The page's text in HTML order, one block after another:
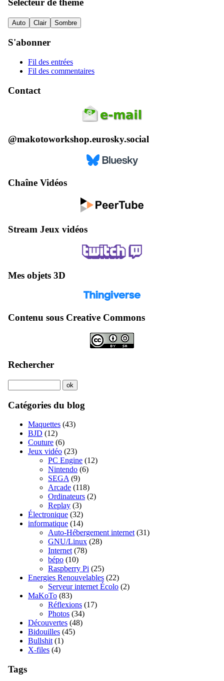
Sélecteur de thème
Auto Clair Sombre
S'abonner
Fil des entrées
Fil des commentaires
Contact
@makotoworkshop.eurosky.social
Chaîne Vidéos
Stream Jeux vidéos
Mes objets 3D
Contenu sous Creative Commons
Rechercher
Catégories du blog
Maquettes (43)
BJD (12)
Couture (6)
Jeux vidéo (23)
PC Engine (12)
Nintendo (6)
SEGA (9)
Arcade (118)
Ordinateurs (2)
Replay (3)
Électronique (32)
informatique (14)
Auto-Hébergement internet (31)
GNU/Linux (28)
Internet (78)
bépo (10)
Raspberry Pi (25)
Energies Renouvelables (22)
Serveur internet Écolo (2)
MaKoTo (83)
Réflexions (17)
Photos (34)
Découvertes (48)
Bidouilles (45)
Bullshit (1)
X-files (4)
Tags